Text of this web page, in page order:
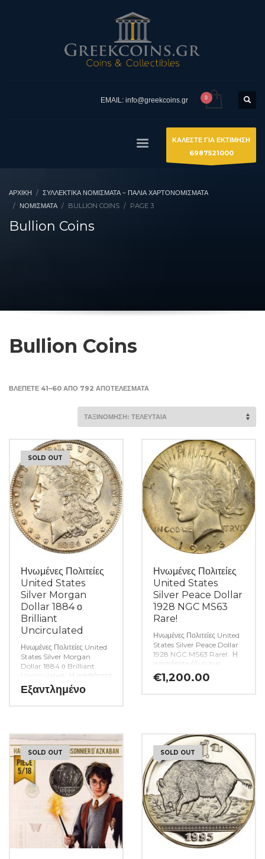
EMAIL: info@greekcoins.gr
ΚΑΛΕΣΤΕ ΓΙΑ ΕΚΤΙΜΗΣΗ
6987521000
ΑΡΧΙΚΉ
ΣΥΛΛΕΚΤΙΚΆ ΝΟΜΊΣΜΑΤΑ – ΠΑΛΙΆ ΧΑΡΤΟΝΟΜΊΣΜΑΤΑ
ΝΟΜΙΣΜΑΤΑ
BULLION COINS PAGE 3
Bullion Coins
Bullion Coins
ΒΛΈΠΕΤΕ 41–60 ΑΠΌ 792 ΑΠΟΤΕΛΈΣΜΑΤΑ
LATEST
SOLD OUT
Ηνωμένες Πολιτείες
United States
Silver Morgan
Dollar 1884 ο
Brilliant
Uncirculated
Ηνωμένες Πολιτείες United
States Silver Morgan
Dollar 1884 ο Brilliant
Uncirculated. Η γνησιότητα
όλων των προϊόντων μας
είναι εγγυημένη εφ όρου
εφόσον υπάρχουν. (Κωδ.
9586)
Εξαντλημένο
Ηνωμένες Πολιτείες
United States
Silver Peace Dollar
1928 NGC MS63
Rare!
Ηνωμένες Πολιτείες United
States Silver Peace Dollar
1928 NGC MS63 Rare!. Η
γνησιότητα όλων των
προϊόντων μας είναι
εγγυημένη εφ όρου ζωής
€1,200.00
SOLD OUT SOLD OUT